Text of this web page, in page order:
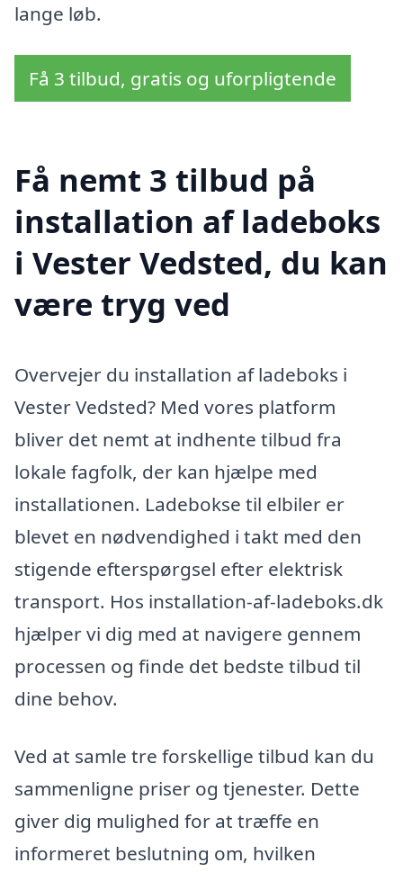
lange løb.
Få 3 tilbud, gratis og uforpligtende
Få nemt 3 tilbud på
installation af ladeboks
i Vester Vedsted, du kan
være tryg ved
Overvejer du installation af ladeboks i
Vester Vedsted? Med vores platform
bliver det nemt at indhente tilbud fra
lokale fagfolk, der kan hjælpe med
installationen. Ladebokse til elbiler er
blevet en nødvendighed i takt med den
stigende efterspørgsel efter elektrisk
transport. Hos installation-af-ladeboks.dk
hjælper vi dig med at navigere gennem
processen og finde det bedste tilbud til
dine behov.
Ved at samle tre forskellige tilbud kan du
sammenligne priser og tjenester. Dette
giver dig mulighed for at træffe en
informeret beslutning om, hvilken